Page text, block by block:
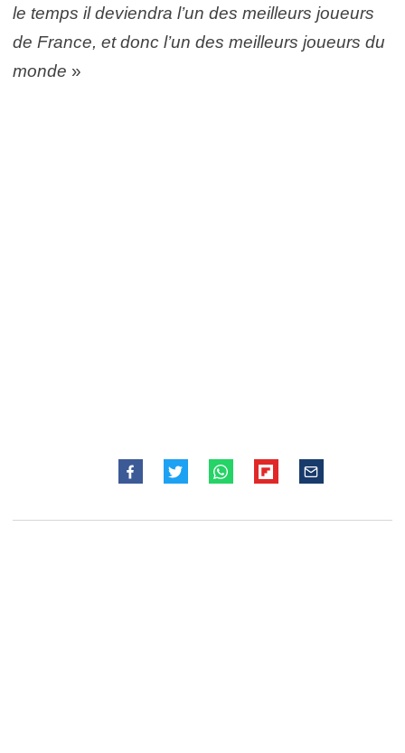
le temps il deviendra l’un des meilleurs joueurs
de France, et donc l’un des meilleurs joueurs du
monde »